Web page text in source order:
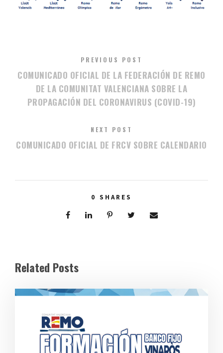
PREVIOUS POST
COMUNICADO OFICIAL DE LA FEDERACIÓN DE REMO
DE LA COMUNITAT VALENCIANA SOBRE LA
PROPAGACIÓN DEL CORONAVIRUS (COVID-19)
NEXT POST
COMUNICADO OFICIAL DE FRCV SOBRE CALENDARIO
0 SHARES
Related Posts